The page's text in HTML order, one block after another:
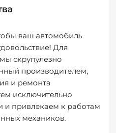
ваш автомобиль
Для
скрупулезно
производителем,
и ремонта
исключительно
и привлекаем к работам
механиков.